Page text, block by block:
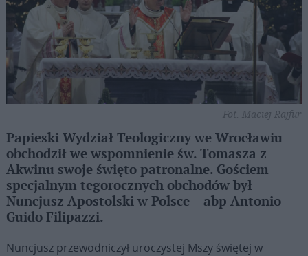
Fot. Maciej Rajfur
Papieski Wydział Teologiczny we Wrocławiu
obchodził we wspomnienie św. Tomasza z
Akwinu swoje święto patronalne. Gościem
specjalnym tegorocznych obchodów był
Nuncjusz Apostolski w Polsce – abp Antonio
Guido Filipazzi.
Nuncjusz przewodniczył uroczystej Mszy świętej w